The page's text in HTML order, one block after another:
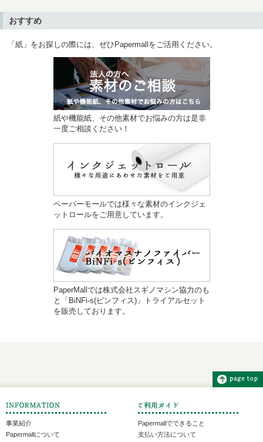
おすすめ
「紙」をお探しの際には、ぜひPapermallをご活用ください。
紙や機能紙、その他素材でお悩みの方は是非
一度ご相談ください！
ペーパーモールでは様々な素材のインクジェ
ットロールをご用意しています。
PaperMallでは株式会社スギノマシン協力のも
と「BiNFi-s(ビンフィス)」トライアルセット
を販売しております。
事業紹介
Papermallについて
Papermallでできること
支払い方法について